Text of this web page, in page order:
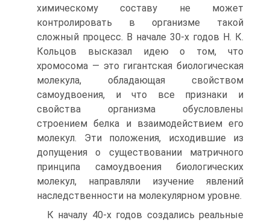
химическому составу не может
контролировать в организме такой
сложный процесс. В начале 30-х годов Н. К.
Кольцов высказал идею о том, что
хромосома — это гигантская биологическая
молекула, обладающая свойством
самоудвоения, и что все признаки и
свойства организма обусловлены
строением белка и взаимодействием его
молекул. Эти положения, исходившие из
допущения о существовании матричного
принципа самоудвоения биологических
молекул, направляли изучение явлений
наследственности на молекулярном уровне.
К началу 40-х годов создались реальные